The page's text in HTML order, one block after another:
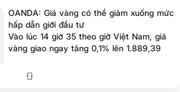
OANDA: Giá vàng có thể giảm xuống mức
hấp dẫn giới đầu tư
Vào lúc 14 giờ 35 theo giờ Việt Nam, giá
vàng giao ngay tăng 0,1% lên 1.889,39
Mỹ tăng 0,1% lên 1.918,10 USD/ounce.